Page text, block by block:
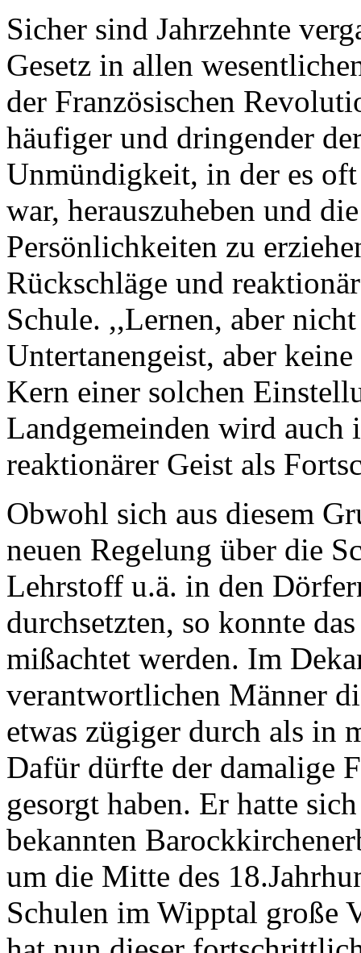
Sicher sind Jahrzehnte
Gesetz in allen
der Französischen
häufiger und dringender
Unmündigkeit, in der es
war, herauszuheben und
Persönlichkeiten zu
Rückschläge und
Schule. ,,Lernen, aber
Untertanengeist, aber
Kern einer solchen
Landgemeinden wird auch
reaktionärer Geist als
Obwohl sich aus diesem
neuen Regelung über die
Lehrstoff u.ä. in den
durchsetzten, so konnte
mißachtet werden. Im
verantwortlichen Männer
etwas zügiger durch als in
Dafür dürfte der damalige
gesorgt haben. Er hatte
bekannten
um die Mitte des
Schulen im Wipptal große